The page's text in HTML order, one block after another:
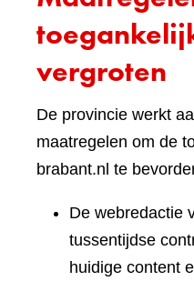
vergroten
De provincie werkt
maatregelen om de
brabant.nl te
De webredactie
tussentijdse
huidige content